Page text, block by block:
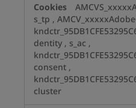
s_tp ,
dentity , s_ac ,
consent ,
cluster